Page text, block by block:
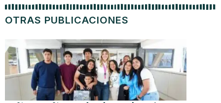
OTRAS PUBLICACIONES